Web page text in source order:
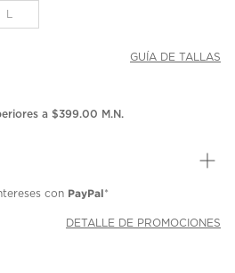
GUÍA DE TALLAS
a $399.00 M.N.
con PayPal*
DETALLE DE PROMOCIONES